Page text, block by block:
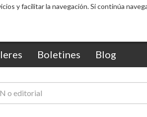
y facilitar la navegación. Si continúa
Boletines Blog